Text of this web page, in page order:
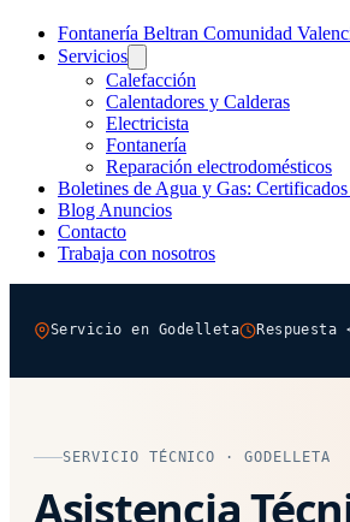
Fontanería Beltran Comunidad
Servicios
Calefacción
Calentadores y Calderas
Electricista
Fontanería
Reparación electrodomésticos
Boletines de Agua y Gas:
Blog Anuncios
Contacto
Trabaja con nosotros
Servicio en Godelleta Respuesta
SERVICIO TÉCNICO · GODELLETA
Asistencia